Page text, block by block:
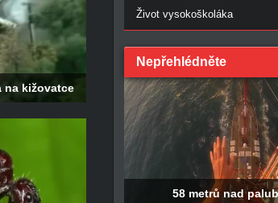
na kižovatce
Život vysokoškoláka
Nepřehlédněte
58 metrů nad